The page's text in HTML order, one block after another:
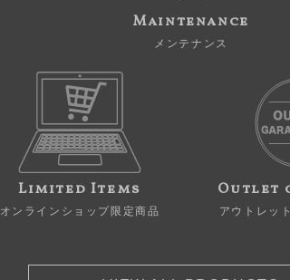
Maintenance
メンテナンス
Limited Items
オンラインショップ限定商品
Outlet
アウトレッ